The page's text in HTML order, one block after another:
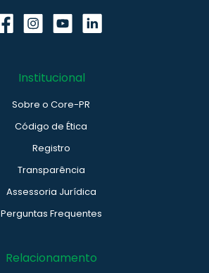
Institucional
Sobre o Core-PR
Código de Ética
Registro
Transparência
Assessoria Jurídica
Perguntas Frequentes
Relacionamento